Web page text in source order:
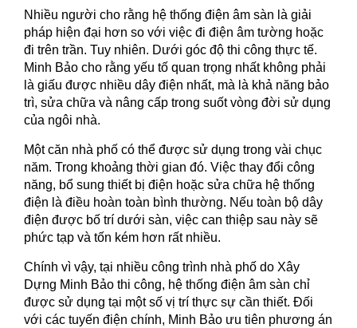
Nhiều người cho rằng hệ thống điện âm sàn là giải
pháp hiện đại hơn so với việc đi điện âm tường hoặc
đi trên trần. Tuy nhiên. Dưới góc độ thi công thực tế.
Minh Bảo cho rằng yếu tố quan trọng nhất không phải
là giấu được nhiều dây điện nhất, mà là khả năng bảo
trì, sửa chữa và nâng cấp trong suốt vòng đời sử dụng
của ngôi nhà.
Một căn nhà phố có thể được sử dụng trong vài chục
năm. Trong khoảng thời gian đó. Việc thay đổi công
năng, bổ sung thiết bị điện hoặc sửa chữa hệ thống
điện là điều hoàn toàn bình thường. Nếu toàn bộ dây
điện được bố trí dưới sàn, việc can thiệp sau này sẽ
phức tạp và tốn kém hơn rất nhiều.
Chính vì vậy, tại nhiều công trình nhà phố do Xây
Dựng Minh Bảo thi công, hệ thống điện âm sàn chỉ
được sử dụng tại một số vị trí thực sự cần thiết. Đối
với các tuyến điện chính, Minh Bảo ưu tiên phương án